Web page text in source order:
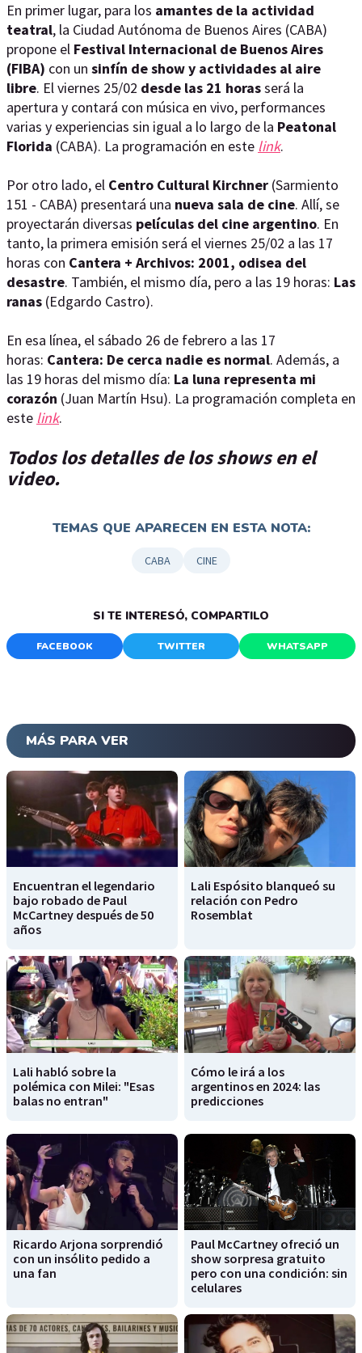
En primer lugar, para los amantes de la actividad
teatral, la Ciudad Autónoma de Buenos Aires (CABA)
propone el Festival Internacional de Buenos Aires
(FIBA) con un sinfín de show y actividades al aire
libre. El viernes 25/02 desde las 21 horasserá la
apertura y contará con música en vivo, performances
varias y experiencias sin igual a lo largo de la Peatonal
Florida (CABA). La programación en este link.
Por otro lado, el Centro Cultural Kirchner (Sarmiento
151 - CABA) presentará una nueva sala de cine. Allí, se
proyectarán diversas películas del cine argentino. En
tanto, la primera emisión será el viernes 25/02 a las 17
horas con Cantera + Archivos: 2001, odisea del
desastre. También, el mismo día, pero a las 19 horas: Las
ranas (Edgardo Castro).
En esa línea, el sábado 26 de febrero a las 17
horas: Cantera: De cerca nadie es normal. Además, a
las 19 horas del mismo día: La luna representa mi
corazón (Juan Martín Hsu). La programación completa en
este link.
Todos los detalles de los shows en el
video.
TEMAS QUE APARECEN EN ESTA NOTA:
CABA CINE
SI TE INTERESÓ, COMPARTILO
FACEBOOK TWITTER WHATSAPP
MÁS PARA VER
Encuentran el legendario
bajo robado de Paul
McCartney después de 50
años
Lali Espósito blanqueó su
relación con Pedro
Rosemblat
Lali habló sobre la
polémica con Milei: "Esas
balas no entran"
Cómo le irá a los
argentinos en 2024: las
predicciones
Ricardo Arjona sorprendió
con un insólito pedido a
una fan
Paul McCartney ofreció un
show sorpresa gratuito
pero con una condición: sin
celulares